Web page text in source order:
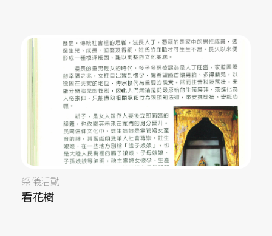
祭儀活動
看花樹